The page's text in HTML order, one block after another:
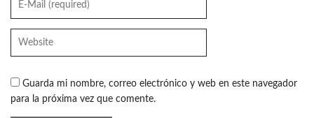
Guarda mi nombre, correo electrónico y web en este navegador
para la próxima vez que comente.